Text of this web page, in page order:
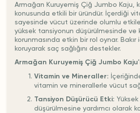
Armağan Kuruyemiş Çiğ Jumbo Kaju,
konusunda etkili bir üründür. İçerdiği
sayesinde vücut üzerinde olumlu
yüksek tansiyonun düşürülmesinde ve
korunmasında etkin bir rol oynar. Bakır
koruyarak saç sağlığını destekler.
Armağan Kuruyemiş Çiğ Jumbo
Vitamin ve Mineraller:
vitamin ve minerallerle vücut
Tansiyon Düşürücü Etki:
düşürülmesine yardımcı olarak